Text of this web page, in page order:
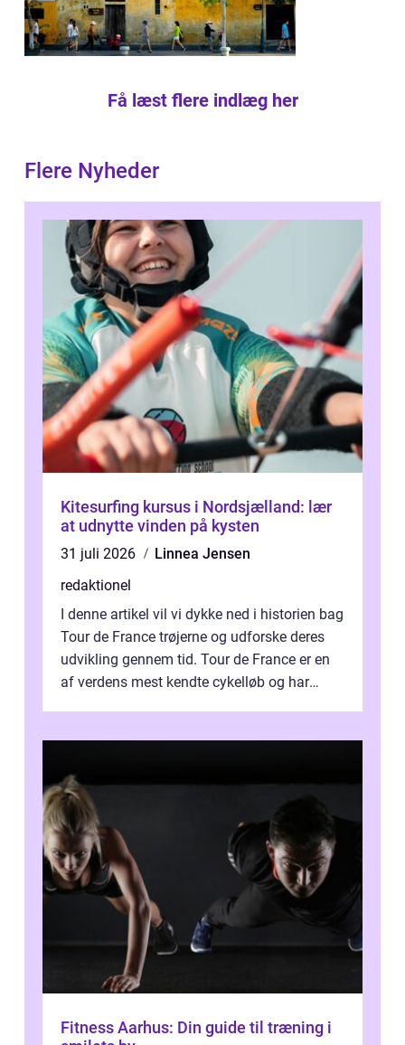
Få læst flere indlæg her
Flere Nyheder
Kitesurfing kursus i Nordsjælland: lær
at udnytte vinden på kysten
31 juli 2026
Linnea Jensen
redaktionel
I denne artikel vil vi dykke ned i historien bag
Tour de France trøjerne og udforske deres
udvikling gennem tid. Tour de France er en
af verdens mest kendte cykelløb og har
Fitness Aarhus: Din guide til træning i